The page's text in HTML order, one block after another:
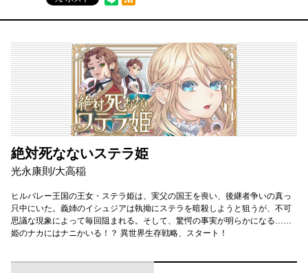
絶対死なないステラ姫
光永康則 /大高稲
ヒルバレー王国の王女・ステラ姫は、実父の国王を喪い、後継者争いの真っ
只中にいた。義姉のイシュジアは執拗にステラを暗殺しようと狙うが、不可
思議な現象によって毎回阻まれる。そして、驚愕の事実が明らかになる……
姫のナカにはナニかいる！？ 異世界生存戦略、スタート！